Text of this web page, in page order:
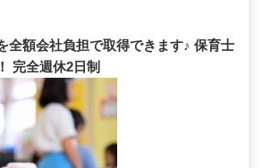
全額会社負担で取得できます♪ 保育士
完全週休2日制